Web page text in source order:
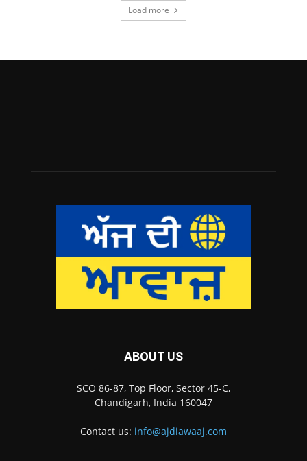
Load more
ABOUT US
SCO 86-87, Top Floor, Sector 45-C,
Chandigarh, India 160047
Contact us: info@ajdiawaaj.com